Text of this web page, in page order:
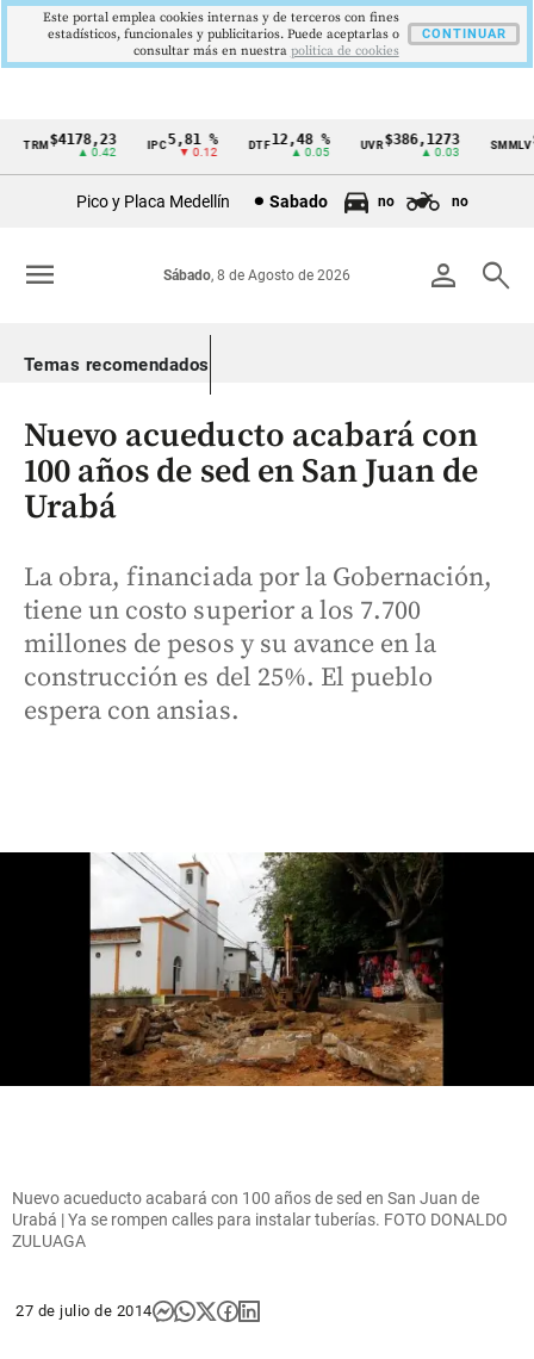
Cintillo
Colombia
TRM$4178,23
▲ 0.42
5,81 %
▼ 0.12
DTF12,48 %
▲ 0.05
UVR$386,1273
▲ 0.03
SMMLV
Pico y Placa Medellín Sabado no no
person search
Sábado, 8 de Agosto de 2026
menu
Temas recomendados
Nuevo acueducto acabará con
100 años de sed en San Juan de
Urabá
La obra, financiada por la Gobernación,
tiene un costo superior a los 7.700
millones de pesos y su avance en la
construcción es del 25%. El pueblo
espera con ansias.
Nuevo acueducto acabará con 100 años de sed en San Juan de
Urabá | Ya se rompen calles para instalar tuberías. FOTO DONALDO
ZULUAGA
27 de julio de 2014
Este portal emplea cookies internas y de terceros con fines
estadísticos, funcionales y publicitarios. Puede aceptarlas o
consultar más en nuestra politica de cookies
CONTINUAR